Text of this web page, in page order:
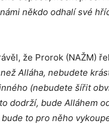
někdo odhalí své
že Prorok (NAŽM)
Alláha, nebudete
(nebudete šířit
dodrží, bude Alláhem
to pro něho